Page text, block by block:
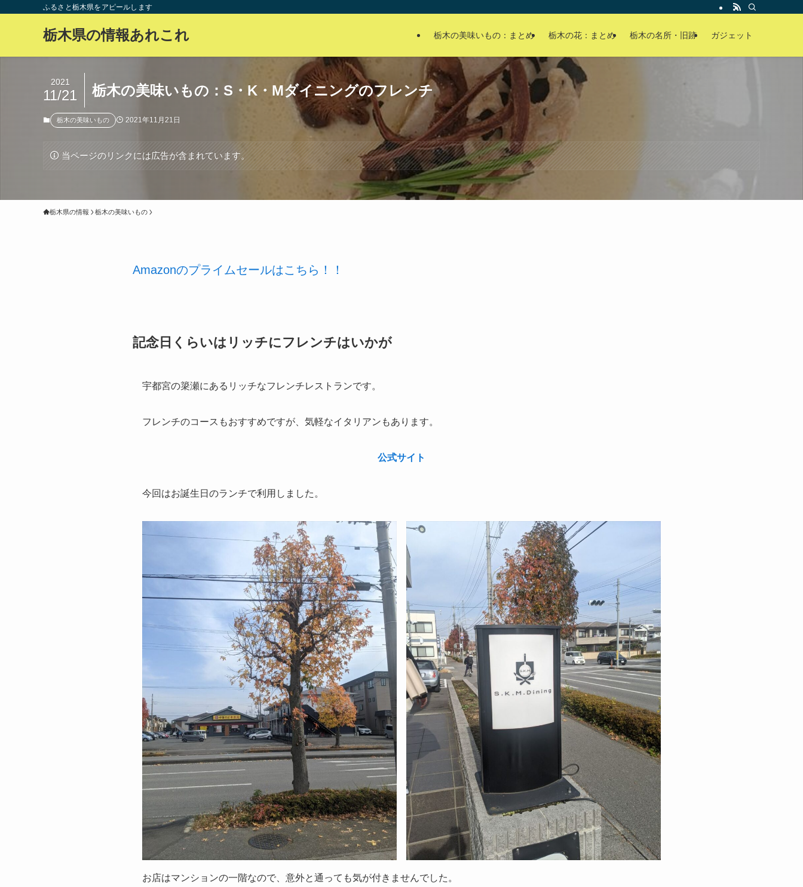
ふるさと栃木県をアピールします
栃木県の情報あれこれ 栃木の美味いもの：まとめ 栃木の花：まとめ 栃木の名所・旧跡 ガジェット
栃木の美味いもの：S・K・Mダイニングのフレンチ
2021
11/21
栃木の美味いもの 2021年11月21日
当ページのリンクには広告が含まれています。
栃木県の情報 栃木の美味いもの
Amazonのプライムセールはこちら！！
記念日くらいはリッチにフレンチはいかが
宇都宮の簗瀬にあるリッチなフレンチレストランです。
フレンチのコースもおすすめですが、気軽なイタリアンもあります。
公式サイト
今回はお誕生日のランチで利用しました。
お店はマンションの一階なので、意外と通っても気が付きませんでした。